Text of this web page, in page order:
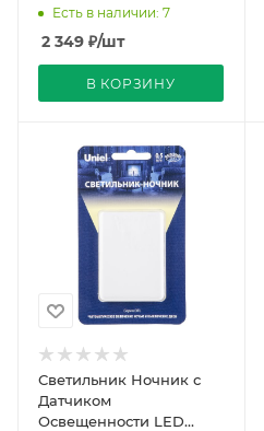
REDIGLE
Есть в наличии: 7
2 349 ₽/шт
В КОРЗИНУ
Светильник Ночник с
Датчиком
Освещенности LED